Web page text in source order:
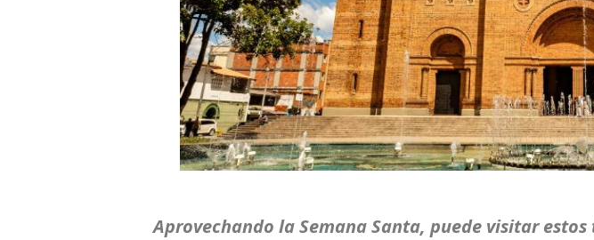
Aprovechando la Semana Santa, puede visitar